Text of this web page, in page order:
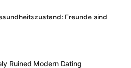
Freunde sind
Ruined Modern Dating